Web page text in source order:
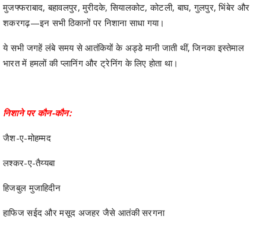
मुजफ्फराबाद, बहावलपुर, मुरीदके, सियालकोट, कोटली, बाघ, गुलपुर, भिंबेर और
शकरगढ़—इन सभी ठिकानों पर निशाना साधा गया।
ये सभी जगहें लंबे समय से आतंकियों के अड्डे मानी जाती थीं, जिनका इस्तेमाल
भारत में हमलों की प्लानिंग और ट्रेनिंग के लिए होता था।
निशाने पर कौन-कौन:
जैश-ए-मोहम्मद
लश्कर-ए-तैय्यबा
हिजबुल मुजाहिदीन
हाफिज सईद और मसूद अजहर जैसे आतंकी सरगना